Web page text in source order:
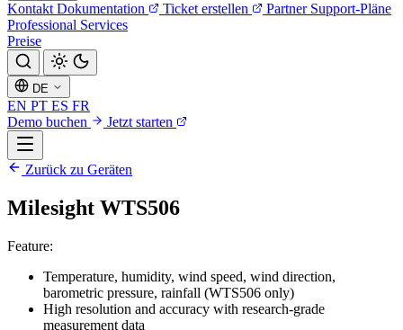
Kontakt Dokumentation Ticket erstellen Partner Support-Pläne
Professional Services
Preise
DE
EN PT ES FR
Demo buchen
Jetzt starten
Zurück zu Geräten
Milesight WTS506
Feature:
Temperature, humidity, wind speed, wind direction,
barometric pressure, rainfall (WTS506 only)
High resolution and accuracy with research-grade
measurement data